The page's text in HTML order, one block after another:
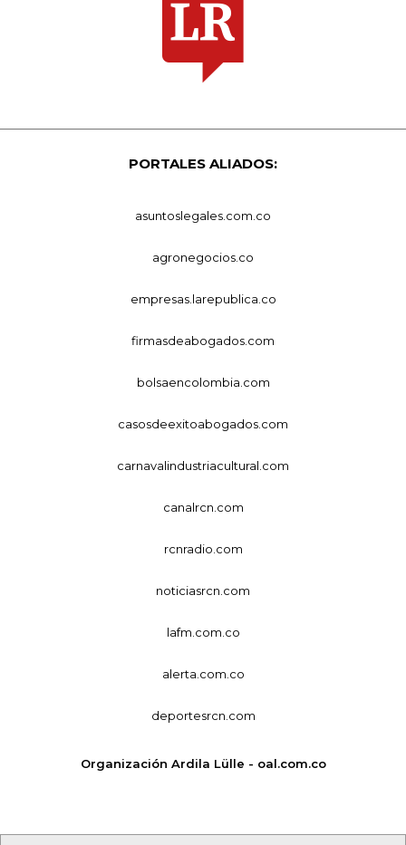
PORTALES ALIADOS:
asuntoslegales.com.co
agronegocios.co
empresas.larepublica.co
firmasdeabogados.com
bolsaencolombia.com
casosdeexitoabogados.com
carnavalindustriacultural.com
canalrcn.com
rcnradio.com
noticiasrcn.com
lafm.com.co
alerta.com.co
deportesrcn.com
Organización Ardila Lülle - oal.com.co